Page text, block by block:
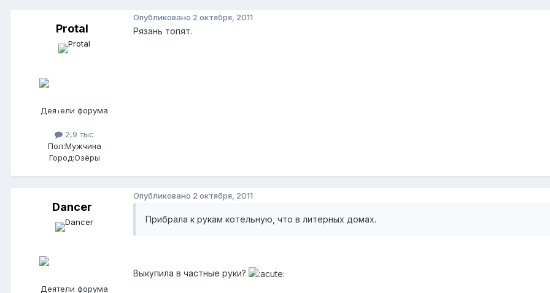
Protal
Деятели форума
2,9 тыс
Пол:Мужчина
Город:Озёры
Опубликовано 2 октября, 2011
Рязань топят.
Dancer
Деятели форума
Опубликовано 2 октября, 2011
Прибрала к рукам котельную, что в литерных домах.
Выкупила в частные руки?